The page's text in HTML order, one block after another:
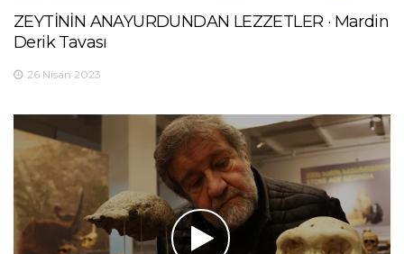
ZEYTİNİN ANAYURDUNDAN LEZZETLER · Mardin
Derik Tavası
26 Nisan 2023